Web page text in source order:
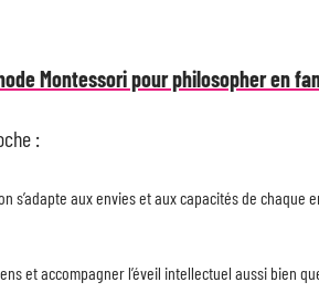
Montessori pour philosopher en
:
s’adapte aux envies et aux capacités de chaque
et accompagner l’éveil intellectuel aussi bien